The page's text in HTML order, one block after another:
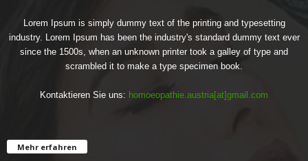
Lorem Ipsum is simply dummy text of the printing and typesetting
industry. Lorem Ipsum has been the industry's standard dummy text ever
since the 1500s, when an unknown printer took a galley of type and
scrambled it to make a type specimen book.
Kontaktieren Sie uns: homoeopathie.austria[at]gmail.com
Mehr erfahren